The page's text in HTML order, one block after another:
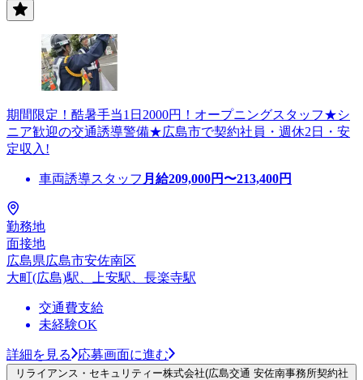
期間限定！酷暑手当1日2000円！オープニングスタッフ★シ
ニア歓迎の交通誘導警備★広島市で契約社員・週休2日・安
定収入!
車両誘導スタッフ 月給209,000円〜213,400円
勤務地
面接地
広島県広島市安佐南区
大町(広島)駅、上安駅、長楽寺駅
交通費支給
未経験OK
詳細を見る 応募画面に進む
リライアンス・セキュリティー株式会社(広島交通 安佐南事務所契約社